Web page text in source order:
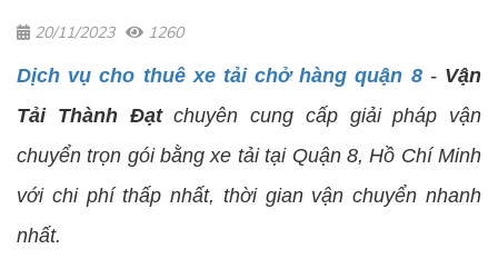
20/11/2023 1260
Dịch vụ cho thuê xe tải chở hàng quận 8- Vận
Tải Thành Đạtchuyên cung cấp giải pháp vận
chuyển trọn gói bằng xe tải tại Quận 8, Hồ Chí Minh
với chi phí thấp nhất, thời gian vận chuyển nhanh
nhất.